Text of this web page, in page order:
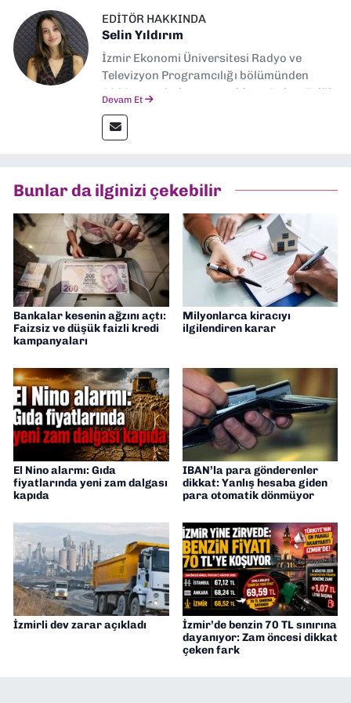
EDITÖR HAKKINDA
Selin Yıldırım
İzmir Ekonomi Üniversitesi Radyo ve
Televizyon Programcılığı bölümünden
2024 senesinde mezun oldum. Dokuz Eylül
editörlük görevini de üstleniyorum.
Devam Et
Bunlar da ilginizi çekebilir
Bankalar kesenin ağzını açtı:
Faizsiz ve düşük faizli kredi
kampanyaları
Milyonlarca kiracıyı
ilgilendiren karar
El Nino alarmı: Gıda
fiyatlarında yeni zam dalgası
kapıda
IBAN’la para gönderenler
dikkat: Yanlış hesaba giden
para otomatik dönmüyor
İzmirli dev zarar açıkladı
İzmir’de benzin 70 TL sınırına
dayanıyor: Zam öncesi dikkat
çeken fark